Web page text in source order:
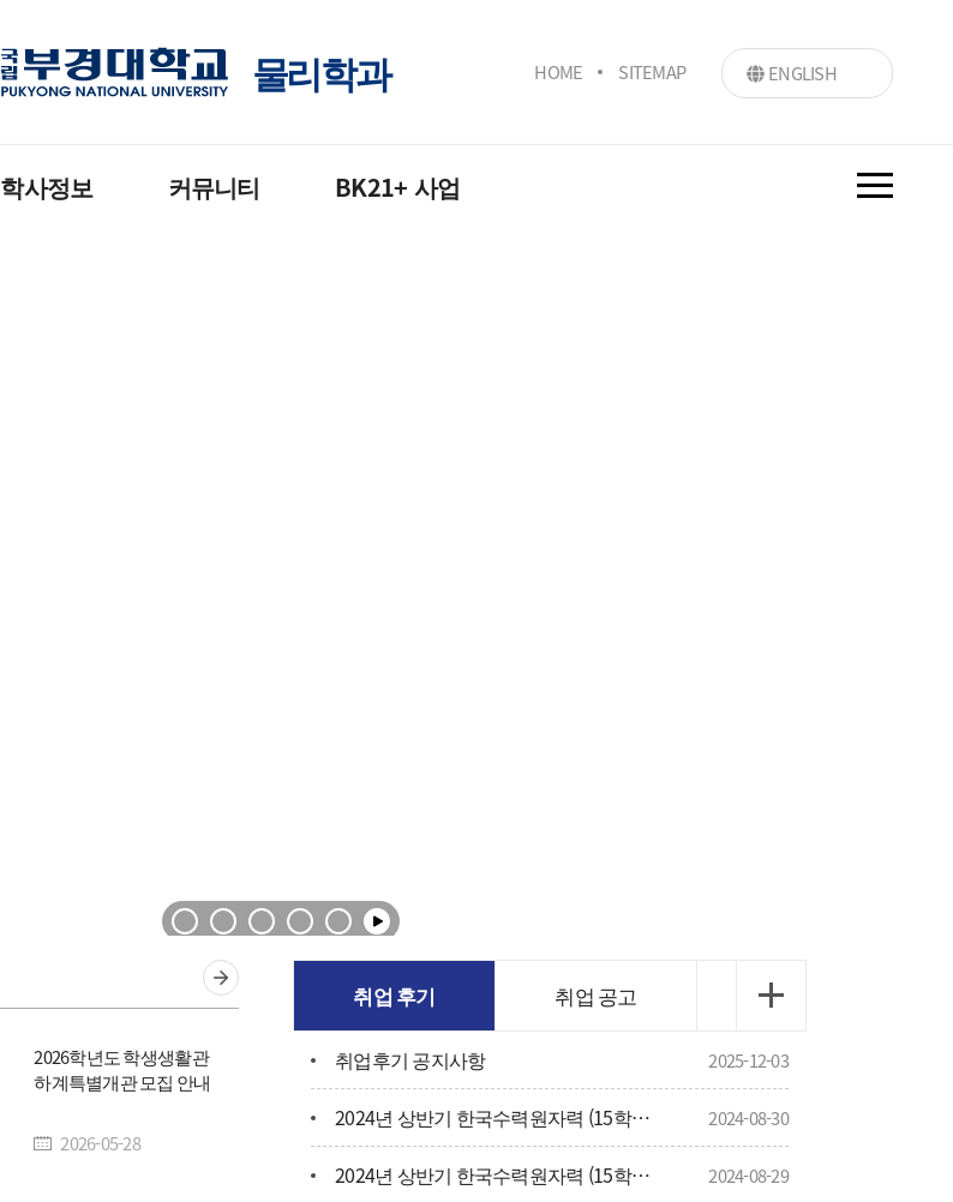
물리학과 HOME SITEMAP ENGLISH
학사정보 커뮤니티 BK21+ 사업
2026학년도 학생생활관
하계특별개관 모집 안내
2026-05-28
취업 후기 취업 공고
취업후기 공지사항 2025-12-03
2024년 상반기 한국수력원자력 (15학번 김기석) 2024-08-30
2024년 상반기 한국수력원자력 (15학번 차경호) 2024-08-29